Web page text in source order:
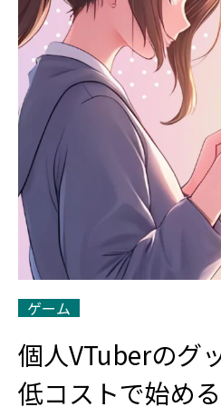
ゲーム
個人VTuberのグ
低コストで始め